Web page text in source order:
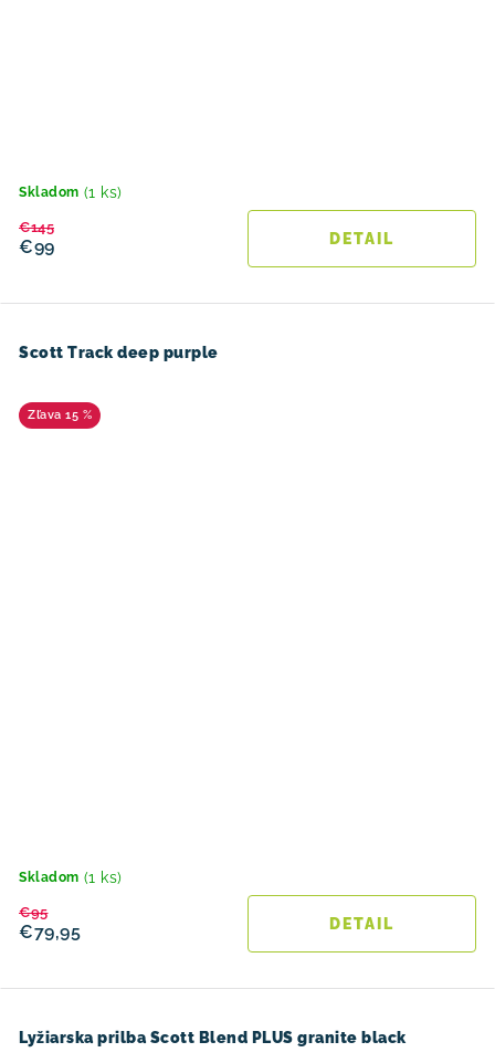
Skladom (1 ks)
€99
€145
DETAIL
Scott Track deep purple
15 %
Skladom (1 ks)
€79,95
€95
DETAIL
Lyžiarska prilba Scott Blend PLUS granite black